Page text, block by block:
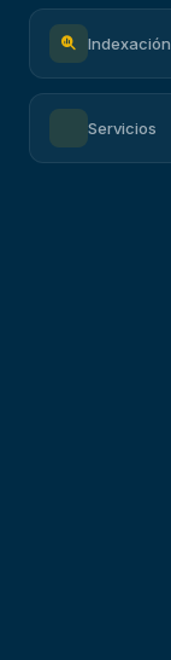
Indexación
Servicios